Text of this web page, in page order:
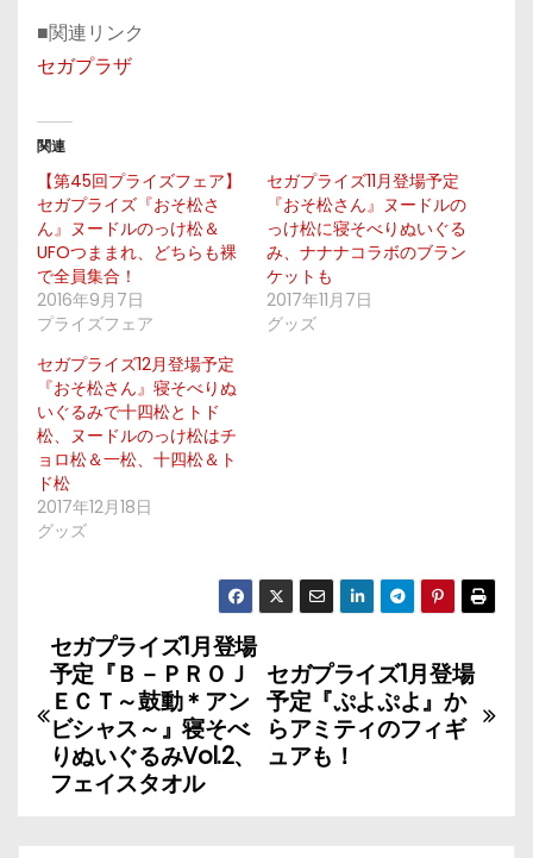
■関連リンク
セガプラザ
関連
【第45回プライズフェア】
セガプライズ『おそ松さ
ん』ヌードルのっけ松＆
UFOつままれ、どちらも裸
で全員集合！
2016年9月7日
プライズフェア
セガプライズ11月登場予定
『おそ松さん』ヌードルの
っけ松に寝そべりぬいぐる
み、ナナナコラボのブラン
ケットも
2017年11月7日
グッズ
セガプライズ12月登場予定
『おそ松さん』寝そべりぬ
いぐるみで十四松とトド
松、ヌードルのっけ松はチ
ョロ松＆一松、十四松＆ト
ド松
2017年12月18日
グッズ
投
稿
ナ
ビ
セガプライズ1月登場
予定『ぷよぷよ』か
らアミティのフィギ
ュアも！
セガプライズ1月登場
予定『Ｂ－ＰＲＯＪ
ＥＣＴ～鼓動＊アン
ビシャス～』寝そべ
りぬいぐるみVol.2、
フェイスタオル